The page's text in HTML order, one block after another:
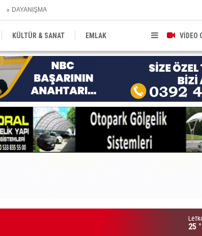
DAYANIŞMA
VİDEO
KÜLTÜR & SANAT EMLAK
SEKTÖR
Grup Ezman’dan Girne’de türkü25